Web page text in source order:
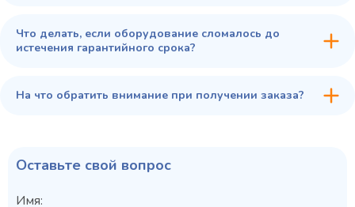
Что делать, если оборудование сломалось до
истечения гарантийного срока?
На что обратить внимание при получении заказа?
Оставьте свой вопрос
Имя: